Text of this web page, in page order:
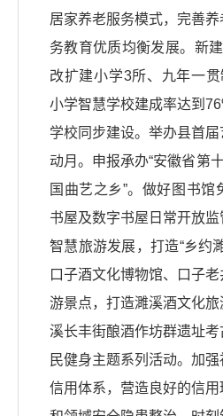
居家养老服务模式，完善
务教育优质均衡发展。新
改扩建小学3所、九年一
小学智慧学校建成率达到
学校同步建设。举办县首
动月。申报承办“安徽省第
国曲艺之乡”。做好图书馆
书屋及数字书屋日常开放
智慧旅游发展，打造“乡约
口子酒文化博物馆、口子
游景点，打造濉溪酒文化
溪长丰街酿酒作坊群遗址
民健身主题系列活动。加
信用体系，营造良好的信